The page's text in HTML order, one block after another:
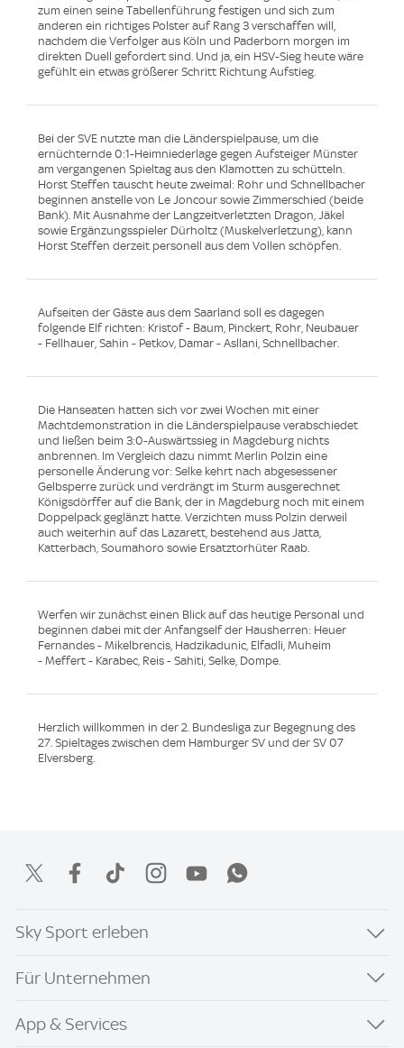
zum einen seine Tabellenführung festigen und sich zum
anderen ein richtiges Polster auf Rang 3 verschaffen will,
nachdem die Verfolger aus Köln und Paderborn morgen im
direkten Duell gefordert sind. Und ja, ein HSV-Sieg heute wäre
gefühlt ein etwas größerer Schritt Richtung Aufstieg.
Bei der SVE nutzte man die Länderspielpause, um die
ernüchternde 0:1-Heimniederlage gegen Aufsteiger Münster
am vergangenen Spieltag aus den Klamotten zu schütteln.
Horst Steffen tauscht heute zweimal: Rohr und Schnellbacher
beginnen anstelle von Le Joncour sowie Zimmerschied (beide
Bank). Mit Ausnahme der Langzeitverletzten Dragon, Jäkel
sowie Ergänzungsspieler Dürholtz (Muskelverletzung), kann
Horst Steffen derzeit personell aus dem Vollen schöpfen.
Aufseiten der Gäste aus dem Saarland soll es dagegen
folgende Elf richten: Kristof - Baum, Pinckert, Rohr, Neubauer
- Fellhauer, Sahin - Petkov, Damar - Asllani, Schnellbacher.
Die Hanseaten hatten sich vor zwei Wochen mit einer
Machtdemonstration in die Länderspielpause verabschiedet
und ließen beim 3:0-Auswärtssieg in Magdeburg nichts
anbrennen. Im Vergleich dazu nimmt Merlin Polzin eine
personelle Änderung vor: Selke kehrt nach abgesessener
Gelbsperre zurück und verdrängt im Sturm ausgerechnet
Königsdörffer auf die Bank, der in Magdeburg noch mit einem
Doppelpack geglänzt hatte. Verzichten muss Polzin derweil
auch weiterhin auf das Lazarett, bestehend aus Jatta,
Katterbach, Soumahoro sowie Ersatztorhüter Raab.
Werfen wir zunächst einen Blick auf das heutige Personal und
beginnen dabei mit der Anfangself der Hausherren: Heuer
Fernandes - Mikelbrencis, Hadzikadunic, Elfadli, Muheim
- Meffert - Karabec, Reis - Sahiti, Selke, Dompe.
Herzlich willkommen in der 2. Bundesliga zur Begegnung des
27. Spieltages zwischen dem Hamburger SV und der SV 07
Elversberg.
Sky Sport erleben
Für Unternehmen
App & Services